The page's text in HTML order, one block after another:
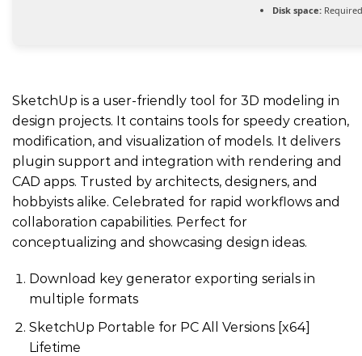
Disk space:
SketchUp is a user-friendly tool for 3D modeling in
design projects. It contains tools for speedy creation,
modification, and visualization of models. It delivers
plugin support and integration with rendering and
CAD apps. Trusted by architects, designers, and
hobbyists alike. Celebrated for rapid workflows and
collaboration capabilities. Perfect for
conceptualizing and showcasing design ideas.
Download key generator exporting serials in
multiple formats
SketchUp Portable for PC All Versions [x64]
Lifetime